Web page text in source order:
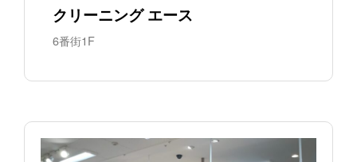
クリーニング エース
6番街1F